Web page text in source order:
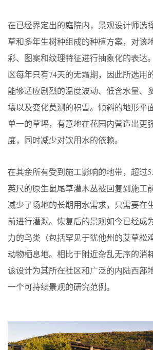
在已经界定出的庭院内，景观设计师选
草和多年生树种组成的种植方案，对该
彩、图案和纹理特征进行抽象化的表达
区每年只有74天的无霜期，因此所选用
能够适应剧烈的温度波动、低含水量、
壤以及变化莫测的积雪。倾斜的地形平
单一的草坪，有意地在花园内营造出更
度，同时减少对饮用水的依赖。
在其余所有受到施工影响的地带，超过
英尺的原生鼠尾草灌木丛被回复到施工
减少了场地的长期用水需求，只需要在
前进行灌溉。恢复后的景观如今已经成
力的鸟类（包括罕见于犹他州的艾草松
动物栖息地。相比于附近杂乱无序的消
该设计为其所在社区和广泛的内陆西部
一个可持续景观的研究范例。